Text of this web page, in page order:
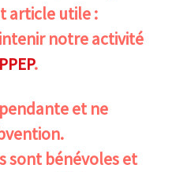
article utile :
notre activité
.
et ne
sont bénévoles et